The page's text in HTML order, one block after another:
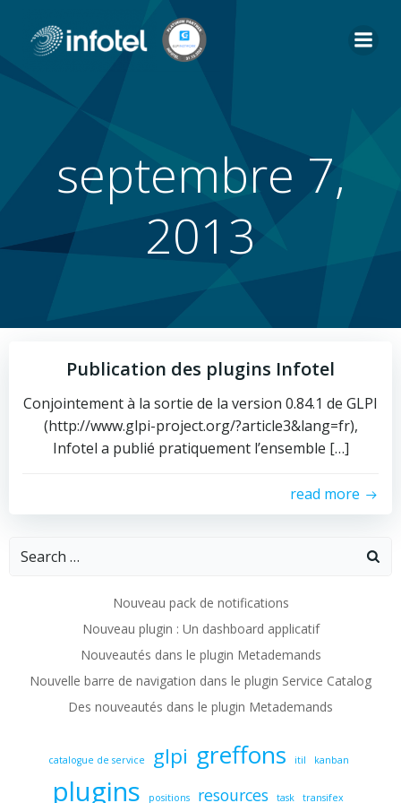
au
contenu
septembre 7,
2013
Publication des plugins Infotel
Conjointement à la sortie de la version 0.84.1 de GLPI
(http://www.glpi-project.org/?article3&lang=fr),
Infotel a publié pratiquement l’ensemble […]
read more
Search
Nouveau pack de notifications
Nouveau plugin : Un dashboard applicatif
Nouveautés dans le plugin Metademands
Nouvelle barre de navigation dans le plugin Service Catalog
Des nouveautés dans le plugin Metademands
catalogue de service glpi greffons itil kanban
plugins positions resources task transifex